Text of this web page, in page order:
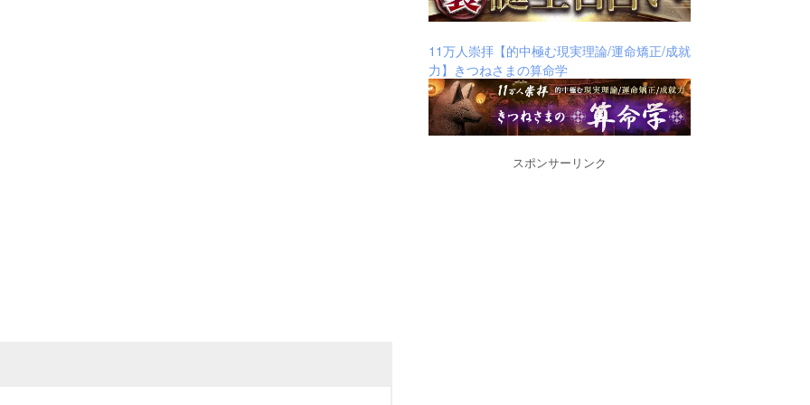
11万人崇拝【的中極む現実理論/運命矯正/成就
力】きつねさまの算命学
スポンサーリンク